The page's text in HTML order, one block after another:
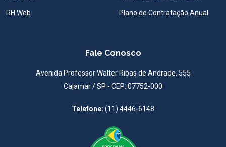
RH Web Plano de Contratação Anual
Fale Conosco
Avenida Professor Walter Ribas de Andrade, 555
Cajamar / SP - CEP: 07752-000
Telefone: (11) 4446-6148